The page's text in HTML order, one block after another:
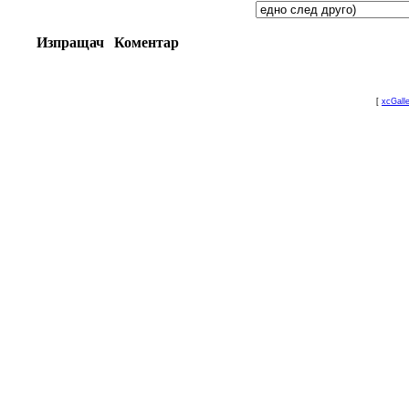
Изпращач Коментар
[